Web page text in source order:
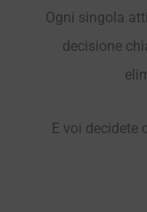
Ogni singola
decisione
E voi decidete